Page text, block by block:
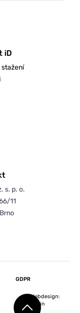
iD
stažení
s. p. o.
11
GDPR
Webdesign:
Orwin